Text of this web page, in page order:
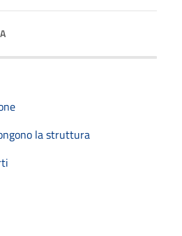
la struttura